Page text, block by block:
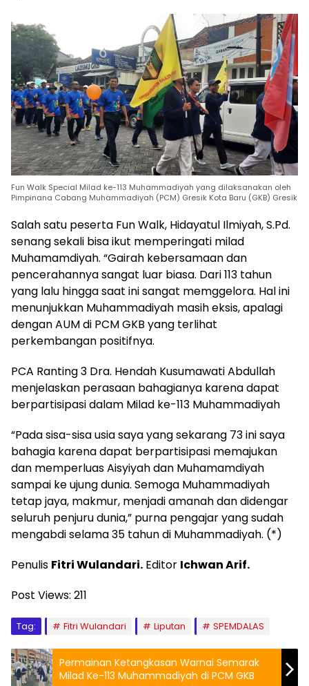
Fun Walk Special Milad ke-113 Muhammadiyah yang dilaksanakan oleh
Pimpinana Cabang Muhammadiyah (PCM) Gresik Kota Baru (GKB) Gresik
Salah satu peserta Fun Walk, Hidayatul Ilmiyah, S.Pd.
senang sekali bisa ikut memperingati milad
Muhamamdiyah. “Gairah kebersamaan dan
pencerahannya sangat luar biasa. Dari 113 tahun
yang lalu hingga saat ini sangat memggelora. Hal ini
menunjukkan Muhammadiyah masih eksis, apalagi
dengan AUM di PCM GKB yang terlihat
perkembangan positifnya.
PCA Ranting 3 Dra. Hendah Kusumawati Abdullah
menjelaskan perasaan bahagianya karena dapat
berpartisipasi dalam Milad ke-113 Muhammadiyah
“Pada sisa-sisa usia saya yang sekarang 73 ini saya
bahagia karena dapat berpartisipasi memajukan
dan memperluas Aisyiyah dan Muhamamdiyah
sampai ke ujung dunia. Semoga Muhammadiyah
tetap jaya, makmur, menjadi amanah dan didengar
seluruh penjuru dunia,” purna pengajar yang sudah
mengabdi selama 35 tahun di Muhammadiyah. (*)
Penulis Fitri Wulandari. Editor Ichwan Arif.
Post Views: 211
Tag: Fitri Wulandari Liputan SPEMDALAS
Permainan Ketangkasan Warnai Semarak
Milad Ke-113 Muhammadiyah di PCM GKB